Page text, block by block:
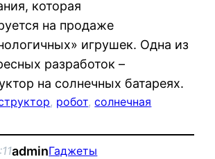
которая
на продаже
игрушек. Одна из
разработок –
на солнечных батареях.
, робот, солнечная
adminГаджеты